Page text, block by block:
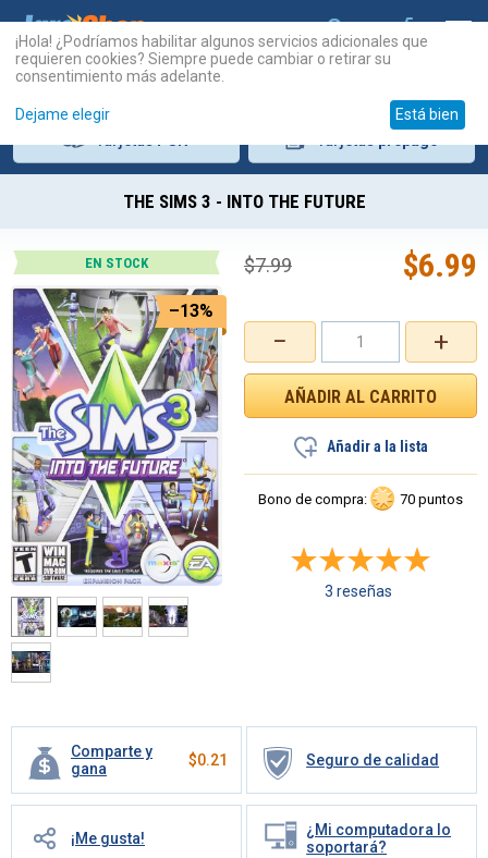
THE SIMS 3 - INTO THE FUTURE
EN STOCK
–13%
Comparte y
gana
$0.21 Seguro de calidad
¡Me gusta!
¿Mi computadora lo
soportará?
+
−
$6.99
$7.99
Añadir a la lista
Bono de compra: 70 puntos
3 reseñas
¡Hola! ¿Podríamos habilitar algunos servicios adicionales que
requieren cookies? Siempre puede cambiar o retirar su
consentimiento más adelante.
Dejame elegir Está bien